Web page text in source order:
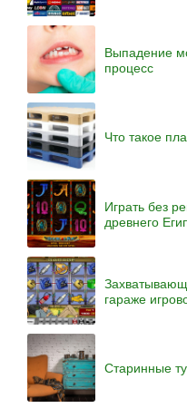
Выпадение
процесс
Что такое
Играть без
древнего
гараже
Старинные